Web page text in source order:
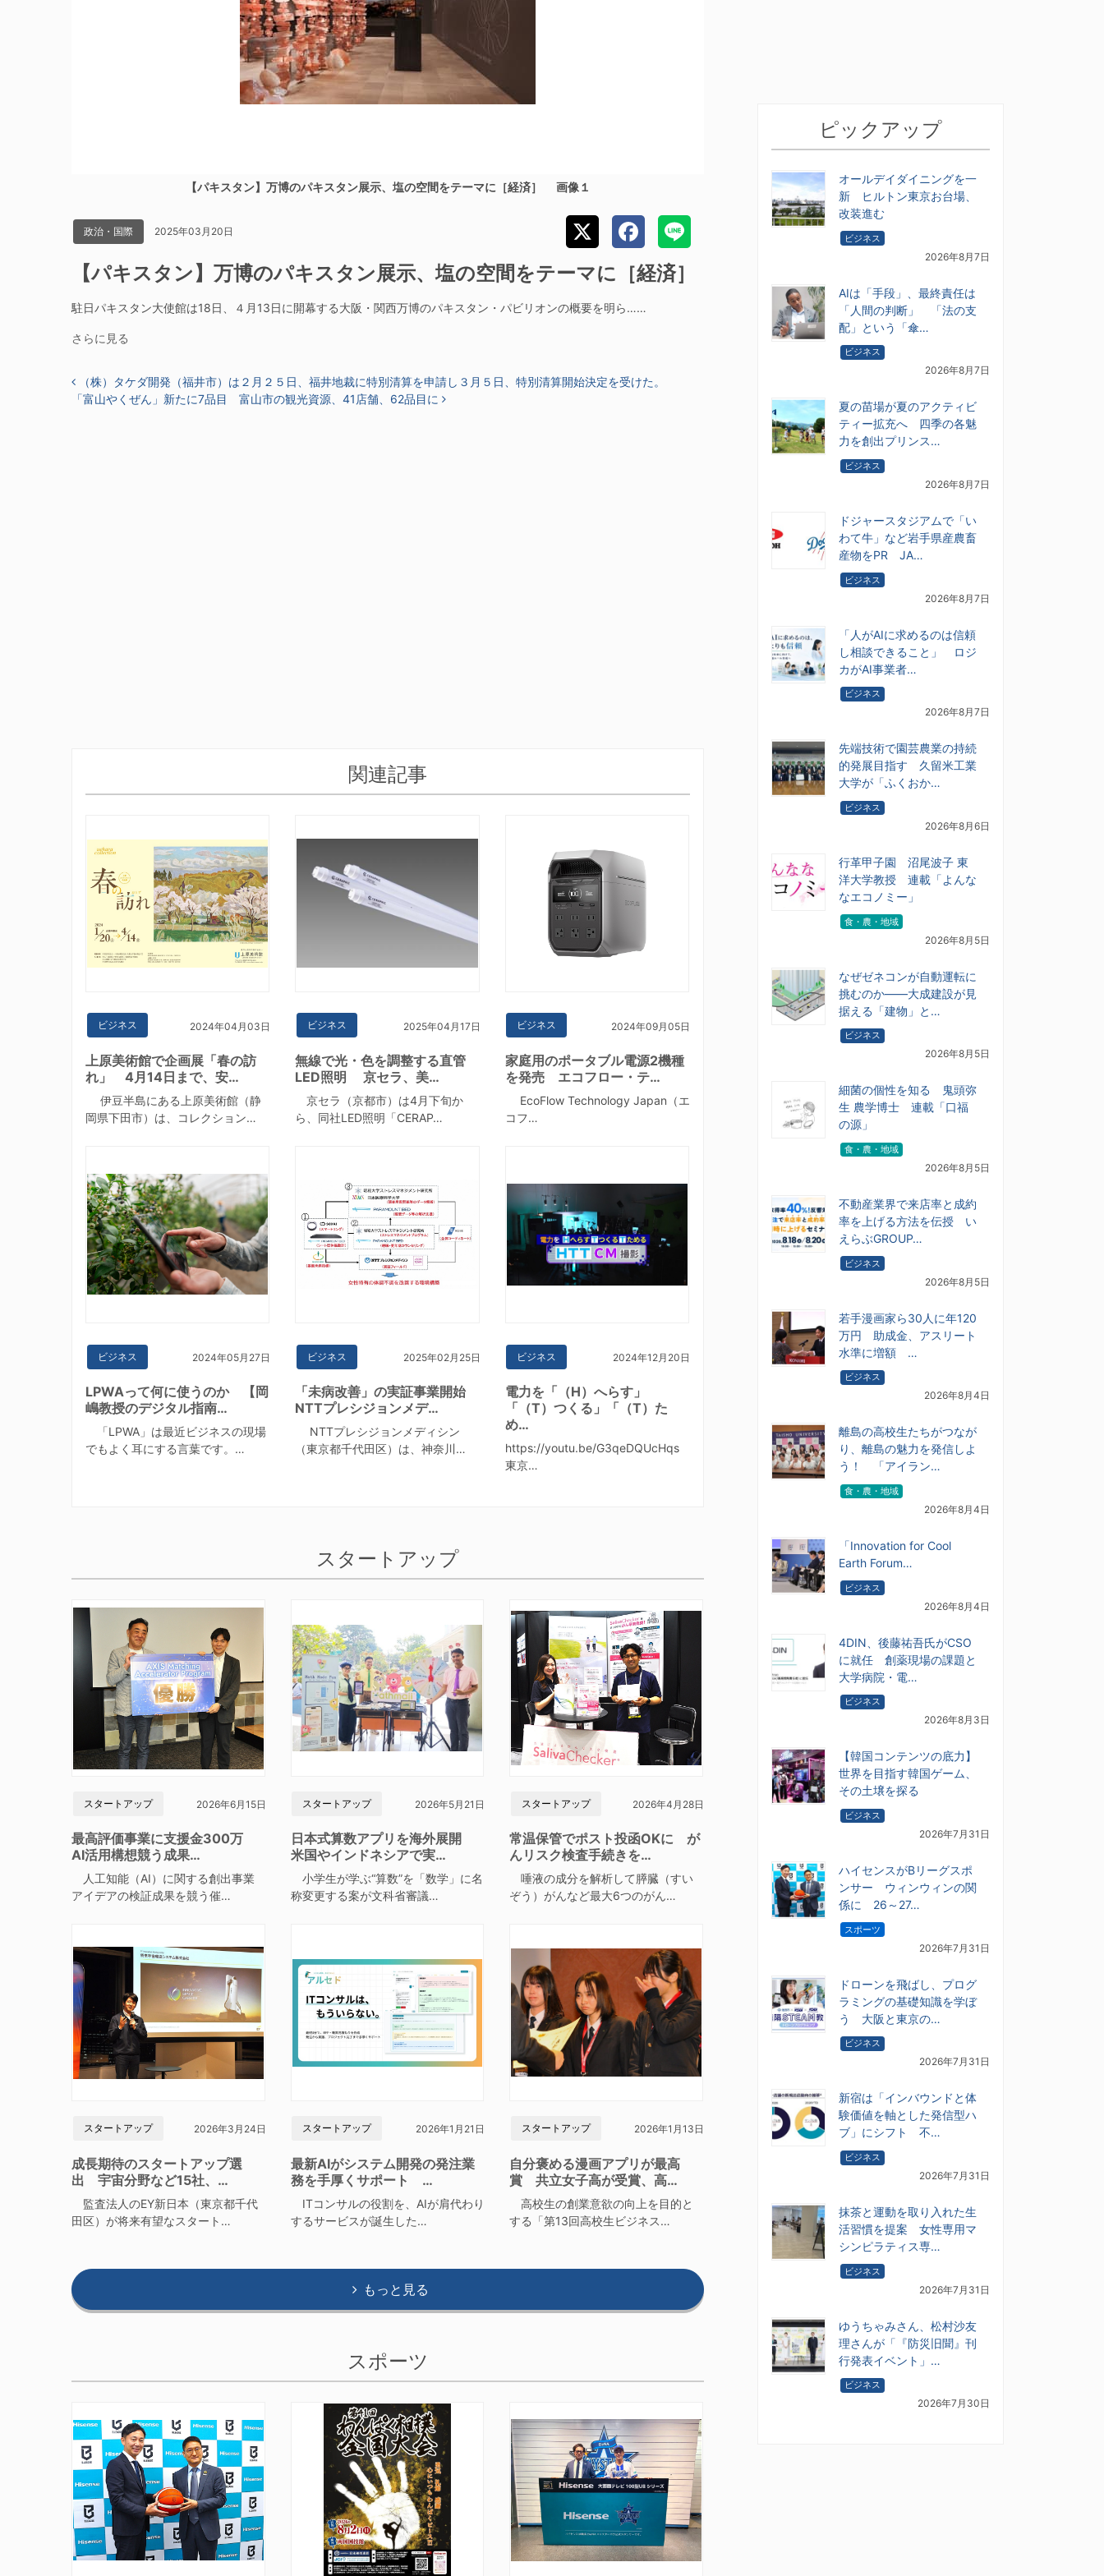
【パキスタン】万博のパキスタン展示、塩の空間をテーマに［経済］ 画像１
政治・国際 2025年03月20日
【パキスタン】万博のパキスタン展示、塩の空間をテーマに［経済］
駐日パキスタン大使館は18日、４月13日に開幕する大阪・関西万博のパキスタン・パビリオンの概要を明ら……
さらに見る
投稿ナビゲーション
（株）タケダ開発（福井市）は２月２５日、福井地裁に特別清算を申請し３月５日、特別清算開始決定を受けた。
「富山やくぜん」新たに7品目 富山市の観光資源、41店舗、62品目に
関連記事
ビジネス 2024年04月03日
上原美術館で企画展「春の訪
れ」 4月14日まで、安…
伊豆半島にある上原美術館（静
岡県下田市）は、コレクション…
ビジネス 2025年04月17日
無線で光・色を調整する直管
LED照明 京セラ、美…
京セラ（京都市）は4月下旬か
ら、同社LED照明「CERAP…
ビジネス 2024年09月05日
家庭用のポータブル電源2機種
を発売 エコフロー・テ…
EcoFlow Technology Japan（エ
コフ…
ビジネス 2024年05月27日
LPWAって何に使うのか 【岡
嶋教授のデジタル指南…
「LPWA」は最近ビジネスの現場
でもよく耳にする言葉です。…
ビジネス 2025年02月25日
「未病改善」の実証事業開始
NTTプレシジョンメデ…
NTTプレシジョンメディシン
（東京都千代田区）は、神奈川…
ビジネス 2024年12月20日
電力を「（H）へらす」
「（T）つくる」「（T）た
め…
https://youtu.be/G3qeDQUcHqs
東京…
スタートアップ
スタートアップ 2026年6月15日
最高評価事業に支援金300万
AI活用構想競う成果…
人工知能（AI）に関する創出事業
アイデアの検証成果を競う催…
スタートアップ 2026年5月21日
日本式算数アプリを海外展開
米国やインドネシアで実…
小学生が学ぶ“算数”を「数学」に名
称変更する案が文科省審議…
スタートアップ 2026年4月28日
常温保管でポスト投函OKに が
んリスク検査手続きを…
唾液の成分を解析して膵臓（すい
ぞう）がんなど最大6つのがん…
スタートアップ 2026年3月24日
成長期待のスタートアップ選
出 宇宙分野など15社、…
監査法人のEY新日本（東京都千代
田区）が将来有望なスタート…
スタートアップ 2026年1月21日
最新AIがシステム開発の発注業
務を手厚くサポート …
ITコンサルの役割を、AIが肩代わり
するサービスが誕生した…
スタートアップ 2026年1月13日
自分褒める漫画アプリが最高
賞 共立女子高が受賞、高…
高校生の創業意欲の向上を目的と
する「第13回高校生ビジネス…
もっと見る
スポーツ
ピックアップ
オールデイダイニングを一
新 ヒルトン東京お台場、
改装進む
ビジネス
2026年8月7日
AIは「手段」、最終責任は
「人間の判断」 「法の支
配」という「傘…
ビジネス
2026年8月7日
夏の苗場が夏のアクティビ
ティー拡充へ 四季の各魅
力を創出プリンス…
ビジネス
2026年8月7日
ドジャースタジアムで「い
わて牛」など岩手県産農畜
産物をPR JA…
ビジネス
2026年8月7日
「人がAIに求めるのは信頼
し相談できること」 ロジ
カがAI事業者…
ビジネス
2026年8月7日
先端技術で園芸農業の持続
的発展目指す 久留米工業
大学が「ふくおか…
ビジネス
2026年8月6日
行革甲子園 沼尾波子 東
洋大学教授 連載「よんな
なエコノミー」
食・農・地域
2026年8月5日
なぜゼネコンが自動運転に
挑むのか――大成建設が見
据える「建物」と…
ビジネス
2026年8月5日
細菌の個性を知る 鬼頭弥
生 農学博士 連載「口福
の源」
食・農・地域
2026年8月5日
不動産業界で来店率と成約
率を上げる方法を伝授 い
えらぶGROUP…
ビジネス
2026年8月5日
若手漫画家ら30人に年120
万円 助成金、アスリート
水準に増額 …
ビジネス
2026年8月4日
離島の高校生たちがつなが
り、離島の魅力を発信しよ
う！ 「アイラン…
食・農・地域
2026年8月4日
「Innovation for Cool
Earth Forum…
ビジネス
2026年8月4日
4DIN、後藤祐吾氏がCSO
に就任 創薬現場の課題と
大学病院・電…
ビジネス
2026年8月3日
【韓国コンテンツの底力】
世界を目指す韓国ゲーム、
その土壌を探る
ビジネス
2026年7月31日
ハイセンスがBリーグスポ
ンサー ウィンウィンの関
係に 26～27…
スポーツ
2026年7月31日
ドローンを飛ばし、プログ
ラミングの基礎知識を学ぼ
う 大阪と東京の…
ビジネス
2026年7月31日
新宿は「インバウンドと体
験価値を軸とした発信型ハ
ブ」にシフト 不…
ビジネス
2026年7月31日
抹茶と運動を取り入れた生
活習慣を提案 女性専用マ
シンピラティス専…
ビジネス
2026年7月31日
ゆうちゃみさん、松村沙友
理さんが「『防災旧聞』刊
行発表イベント」…
ビジネス
2026年7月30日